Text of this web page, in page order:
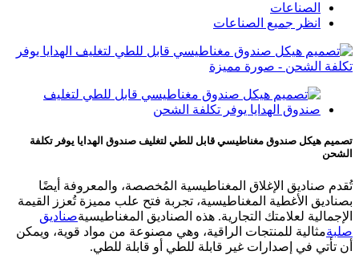
الصناعات
انظر جميع الصناعات
تصميم هيكل صندوق مغناطيسي قابل للطي لتغليف صندوق الهدايا يوفر تكلفة
الشحن
تُقدم صناديق الإغلاق المغناطيسية المُخصصة، والمعروفة أيضًا
بصناديق الأغطية المغناطيسية، تجربة فتح علب مميزة تُعزز القيمة
الإجمالية لعلامتك التجارية. هذه الصناديق المغناطيسيةصناديق
صلبةمثالية للمنتجات الراقية، وهي مصنوعة من مواد قوية، ويمكن
أن تأتي في إصدارات غير قابلة للطي أو قابلة للطي.